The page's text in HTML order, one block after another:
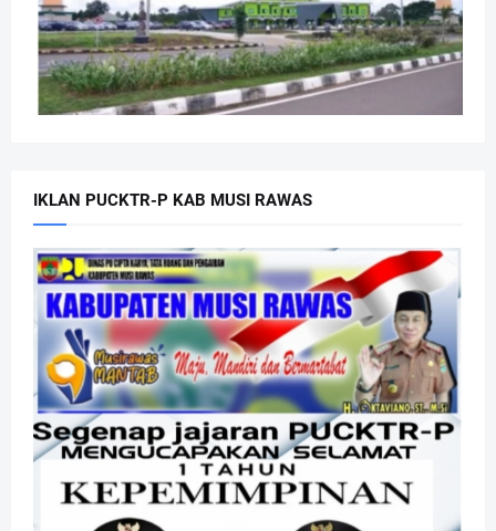
IKLAN PUCKTR-P KAB MUSI RAWAS